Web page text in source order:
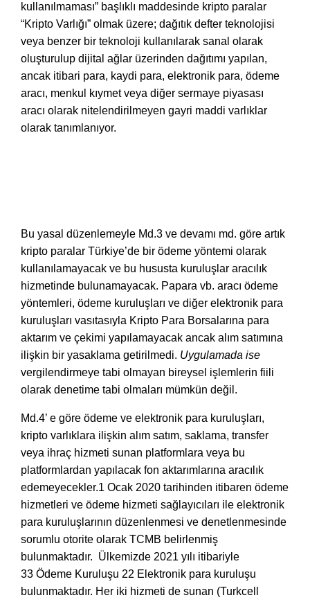
kullanılmaması” başlıklı maddesinde kripto paralar
“Kripto Varlığı” olmak üzere; dağıtık defter teknolojisi
veya benzer bir teknoloji kullanılarak sanal olarak
oluşturulup dijital ağlar üzerinden dağıtımı yapılan,
ancak itibari para, kaydi para, elektronik para, ödeme
aracı, menkul kıymet veya diğer sermaye piyasası
aracı olarak nitelendirilmeyen gayri maddi varlıklar
olarak tanımlanıyor.
Bu yasal düzenlemeyle Md.3 ve devamı md. göre artık
kripto paralar Türkiye’de bir ödeme yöntemi olarak
kullanılamayacak ve bu hususta kuruluşlar aracılık
hizmetinde bulunamayacak. Papara vb. aracı ödeme
yöntemleri, ödeme kuruluşları ve diğer elektronik para
kuruluşları vasıtasıyla Kripto Para Borsalarına para
aktarım ve çekimi yapılamayacak ancak alım satımına
ilişkin bir yasaklama getirilmedi. Uygulamada ise
vergilendirmeye tabi olmayan bireysel işlemlerin fiili
olarak denetime tabi olmaları mümkün değil.
Md.4’ e göre ödeme ve elektronik para kuruluşları,
kripto varlıklara ilişkin alım satım, saklama, transfer
veya ihraç hizmeti sunan platformlara veya bu
platformlardan yapılacak fon aktarımlarına aracılık
edemeyecekler.1 Ocak 2020 tarihinden itibaren ödeme
hizmetleri ve ödeme hizmeti sağlayıcıları ile elektronik
para kuruluşlarının düzenlenmesi ve denetlenmesinde
sorumlu otorite olarak TCMB belirlenmiş
bulunmaktadır. Ülkemizde 2021 yılı itibariyle
33 Ödeme Kuruluşu 22 Elektronik para kuruluşu
bulunmaktadır. Her iki hizmeti de sunan (Turkcell